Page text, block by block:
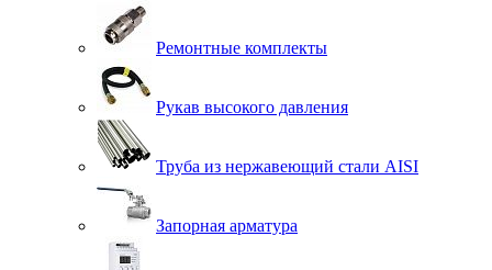
Ремонтные комплекты
Рукав высокого давления
Труба из нержавеющий стали AISI
Запорная арматура